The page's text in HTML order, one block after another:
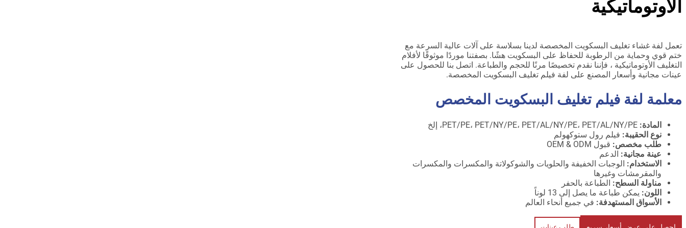
الأوتوماتيكية
تعمل لفة غشاء تغليف البسكويت المخصصة لدينا بسلاسة على آلات عالية السرعة مع
ختم قوي وحماية من الرطوبة للحفاظ على البسكويت هشًا. بصفتنا موردًا موثوقًا لأفلام
التغليف الأوتوماتيكية ، فإننا نقدم تخصيصًا مرنًا للحجم والطباعة. اتصل بنا للحصول على
عينات مجانية وأسعار المصنع على لفة فيلم تغليف البسكويت المخصصة.
معلمة لفة فيلم تغليف البسكويت المخصص
المادة:
نوع الحقيبة: فيلم رول ستوكهولم
طلب مخصص: قبول OEM & ODM
عينة مجانية: الدعم
الاستخدام: الوجبات الخفيفة والحلويات والشوكولاتة والمكسرات والمكسرات
والمقرمشات وغيرها
مناولة السطح: الطباعة بالحفر
اللون: يمكن طباعة ما يصل إلى 13 لوناً
الأسواق المستهدفة: في جميع أنحاء العالم